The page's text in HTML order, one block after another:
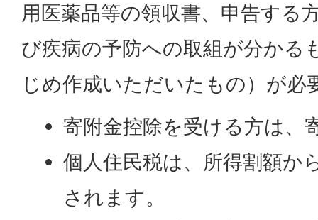
用医薬品等の領収書、申告する
び疾病の予防への取組が分かる
じめ作成いただいたもの）が必
寄附金控除を受ける方は、
個人住民税は、所得割額か
されます。